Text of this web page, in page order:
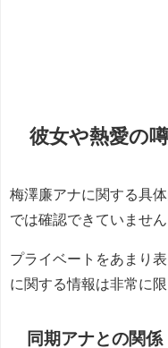
彼女や熱愛の
梅澤廉アナに関する具
では確認できていません
プライベートをあまり
に関する情報は非常に限
同期アナとの関係